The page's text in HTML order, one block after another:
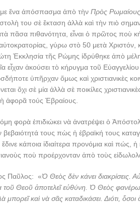
ἕνα ἀπόσπασμα ἀπὸ τὴν Πρὸς Ρωμαίους
του σὲ ἔκταση ἀλλὰ καὶ τὴν πιὸ
πᾶσα πιθανότητα, εἶναι ὁ πρῶτος ποὺ
γύρω στὸ 50 μετὰ Χριστόν,
Ἐκκλησία τῆς Ρώμης ἱδρύθηκε ἀπὸ
εἶχαν ἀκούσει τὸ κήρυγμα τοῦ
ὑπῆρχαν ὅμως καὶ χριστιανικὲς
ὄχι σὲ μία ἀλλὰ σὲ ποικίλες
ἀφορᾶ τούς Ἑβραίους.
φορὰ ἐπιδιώκει νὰ ἀνατρέψει ὁ
τους πὼς ἡ ἑβραϊκή τους
κάποια ἰδιαίτερα προνόμια καὶ πώς,
ποὺ προέρχονταν ἀπὸ τοὺς
Παῦλος: «Ὁ Θεὸς δὲν κάνει διακρίσεις.
τοῦ Θεοῦ ἀποτελεῖ εὐθύνη. Ὁ Θεὸς
μπορεῖ καὶ νὰ σᾶς καταδικάσει. Διότι,